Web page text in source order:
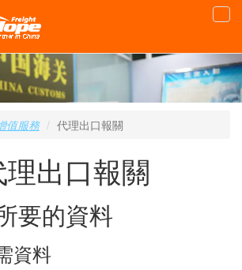
值服務 代理出口報關
出口報關
要的資料
資料